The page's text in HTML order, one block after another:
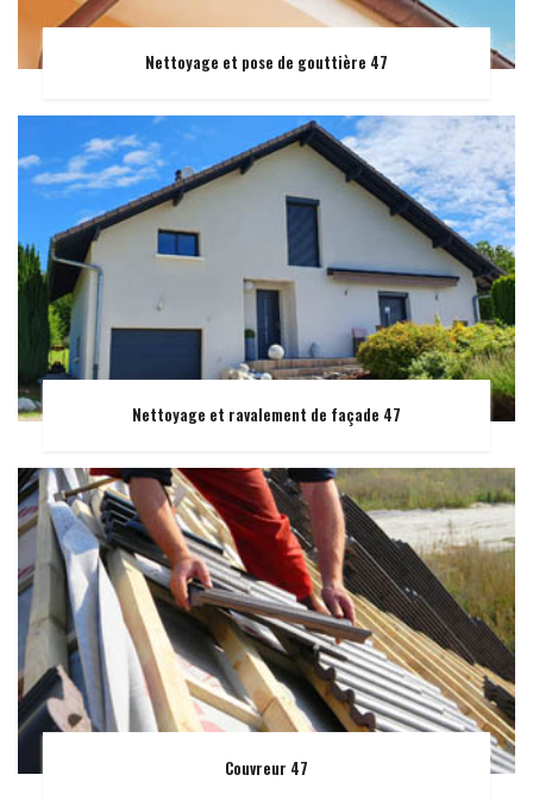
Nettoyage et pose de gouttière 47
Nettoyage et ravalement de façade 47
Couvreur 47